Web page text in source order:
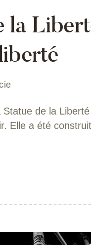
la
de la
Elle a été